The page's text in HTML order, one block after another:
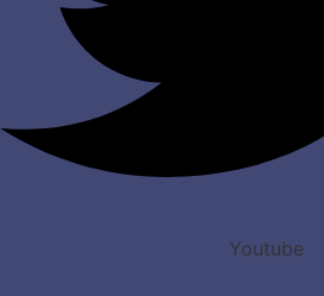
Youtube